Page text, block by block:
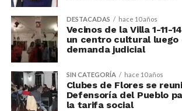
DESTACADAS hace 10 años
Vecinos de la Villa 1-11-
un centro cultural luego
demanda judicial
SIN CATEGORÍA hace 10 años
Clubes de Flores se
Defensoría del Pueblo
la tarifa social